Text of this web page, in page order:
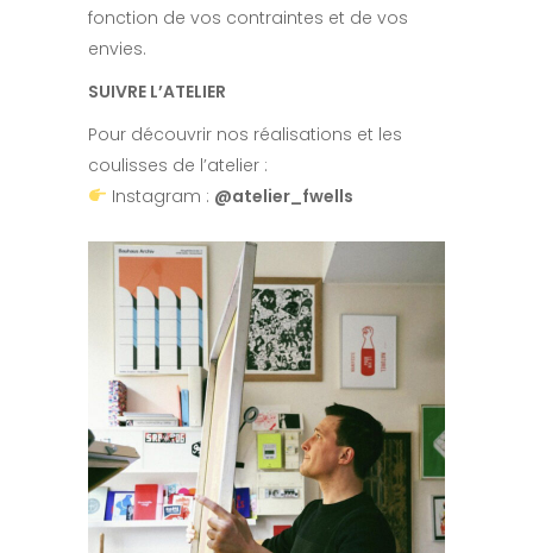
fonction de vos contraintes et de vos
envies.
SUIVRE L’ATELIER
Pour découvrir nos réalisations et les
coulisses de l’atelier :
Instagram : @atelier_fwells